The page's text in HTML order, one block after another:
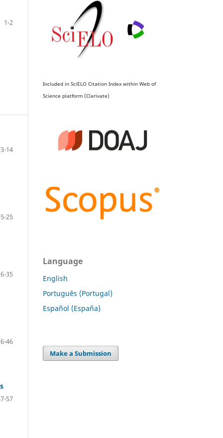
1-2
3-14
25
35
46
57
Included in SciELO Citation Index within Web of
Science platform (Clarivate)
Language
English
Português (Portugal)
Español (España)
Make a Submission